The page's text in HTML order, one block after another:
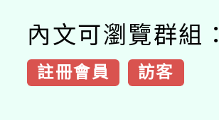
內文可瀏覽群組：
註冊會員 訪客